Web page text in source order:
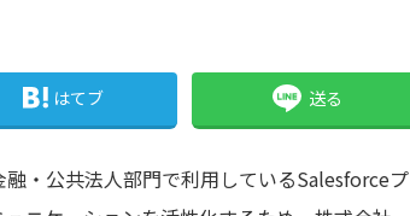
はてブ 送る
・公共法人部門で利用しているSalesforceプ